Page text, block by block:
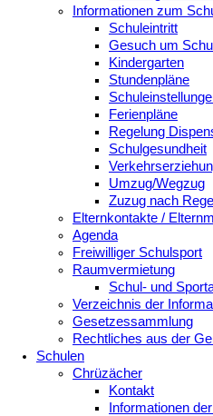
Informationen zum
Schuleintritt
Gesuch um
Kindergarten
Stundenpläne
Ferienpläne
Regelung
Schulgesundheit
Umzug/Wegzug
Zuzug nach
Elternkontakte /
Agenda
Freiwilliger Schulsport
Raumvermietung
Schul- und
Verzeichnis der
Gesetzessammlung
Rechtliches aus der
Schulen
Chrüzächer
Kontakt
Informationen